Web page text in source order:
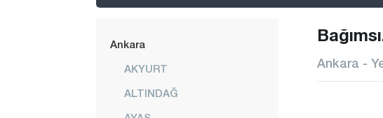
Ankara
AKYURT
ALTINDAĞ
Ankara -